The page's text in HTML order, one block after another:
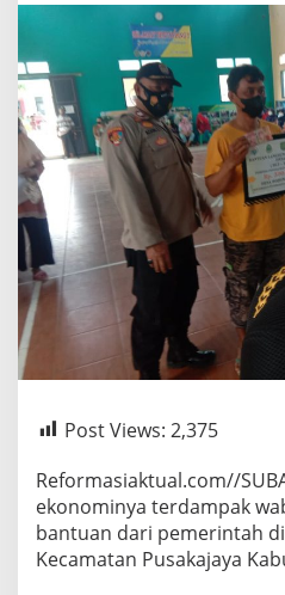
Langsung
Tunai
(BLT)
Dana
Desa
(DD)
Desa
Bojong
Post Views: 2,375
Reformasiaktual.com//
ekonominya terdampak
bantuan dari pemerintah
Kecamatan Pusakajaya